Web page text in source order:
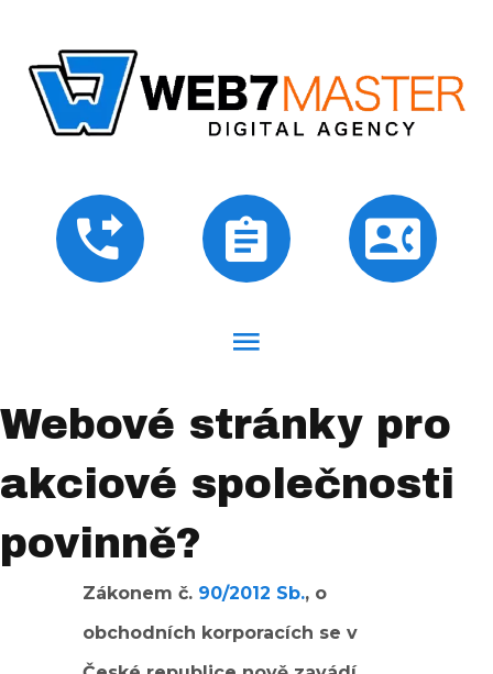
Webové stránky pro
akciové společnosti
povinně?
Zákonem č. 90/2012 Sb., o
obchodních korporacích se v